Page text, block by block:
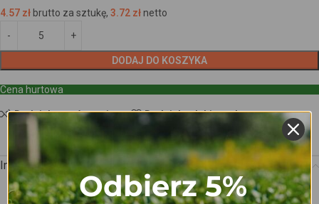
4.57 zł brutto za sztukę, 3.72 zł netto
DODAJ DO KOSZYKA
Cena hurtowa
Dodaj do porównania Dodaj do ulubionych
Informacje dodatkowe
WAGA
0.198 kg
Odbierz 5%